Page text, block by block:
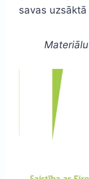
savas uzsāktā